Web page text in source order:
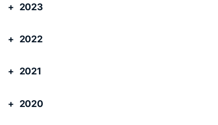
2023
2022
2021
2020